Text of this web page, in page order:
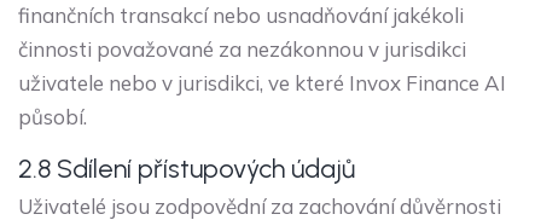
finančních transakcí nebo usnadňování jakékoli
činnosti považované za nezákonnou v jurisdikci
uživatele nebo v jurisdikci, ve které Invox Finance AI
působí.
2.8 Sdílení přístupových údajů
Uživatelé jsou zodpovědní za zachování důvěrnosti